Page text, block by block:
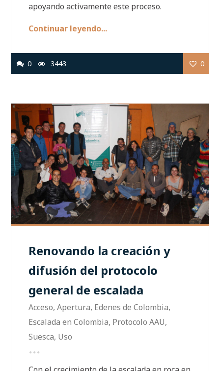
apoyando activamente este proceso.
Continuar leyendo...
0 3443 0
Renovando la creación y
difusión del protocolo
general de escalada
Acceso,Apertura, Edenes de Colombia,
Escalada en Colombia, Protocolo AAU,
Suesca, Uso